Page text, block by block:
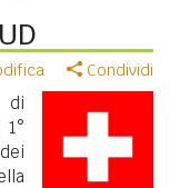
Condividi
di